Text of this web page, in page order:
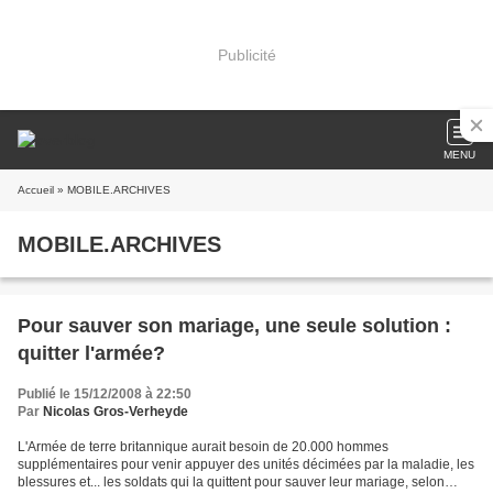
Publicité
MENU
Accueil » MOBILE.ARCHIVES
MOBILE.ARCHIVES
Pour sauver son mariage, une seule solution :
quitter l'armée?
Publié le 15/12/2008 à 22:50
Par Nicolas Gros-Verheyde
L'Armée de terre britannique aurait besoin de 20.000 hommes
supplémentaires pour venir appuyer des unités décimées par la maladie, les
blessures et... les soldats qui la quittent pour sauver leur mariage, selon